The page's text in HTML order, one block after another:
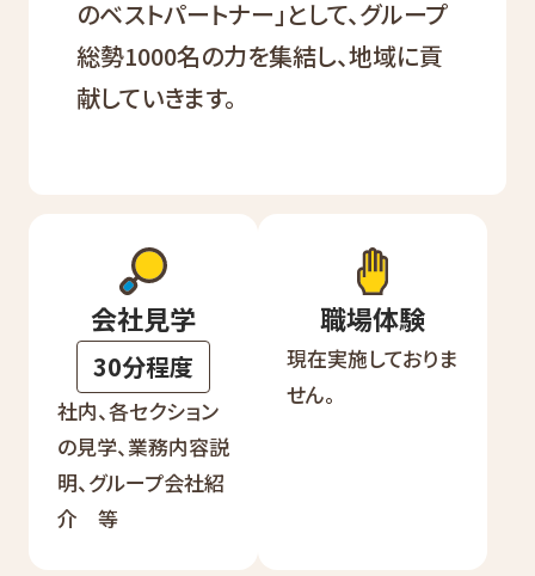
のベストパートナー」として、グループ
総勢1000名の力を集結し、地域に貢
献していきます。
会社見学
30分程度
社内、各セクション
の見学、業務内容説
明、グループ会社紹
介 等
職場体験
現在実施しておりま
せん。